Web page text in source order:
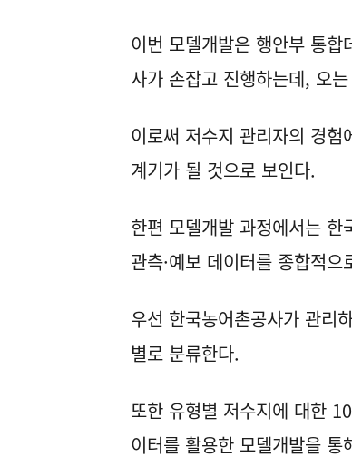
이번 모델개발은 행안부 통
사가 손잡고 진행하는데, 오
이로써 저수지 관리자의 경
계기가 될 것으로 보인다.
한편 모델개발 과정에서는
관측·예보 데이터를 종합적
우선 한국농어촌공사가 관리
별로 분류한다.
또한 유형별 저수지에 대한
이터를 활용한 모델개발을